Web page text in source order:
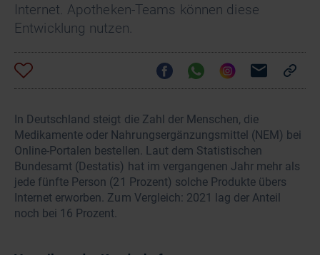
Internet. Apotheken-Teams können diese
Entwicklung nutzen.
In Deutschland steigt die Zahl der Menschen, die
Medikamente oder Nahrungsergänzungsmittel (NEM) bei
Online-Portalen bestellen. Laut dem Statistischen
Bundesamt (Destatis) hat im vergangenen Jahr mehr als
jede fünfte Person (21 Prozent) solche Produkte übers
Internet erworben. Zum Vergleich: 2021 lag der Anteil
noch bei 16 Prozent.